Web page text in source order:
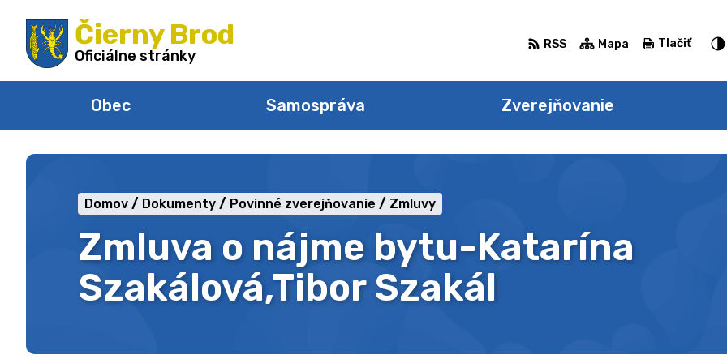
na
obsah
Čierny Brod
Oficiálne stránky
Obec Samospráva Zverejňovanie
RSS Mapa Tlačiť
Zmluva o nájme bytu-Katarína
Szakálová,Tibor Szakál
Domov Dokumenty Povinné zverejňovanie Zmluvy